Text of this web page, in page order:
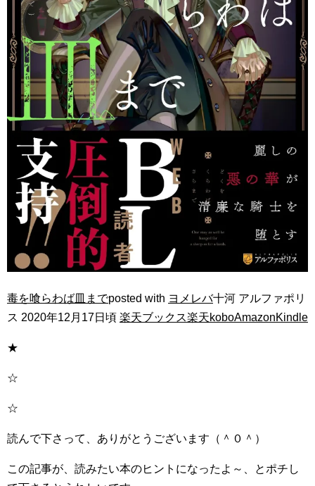
毒を喰らわば皿までposted with ヨメレバ十河 アルファポリ
ス 2020年12月17日頃 楽天ブックス楽天koboAmazonKindle
★
☆
☆
読んで下さって、ありがとうございます（＾０＾）
この記事が、読みたい本のヒントになったよ～、とポチし